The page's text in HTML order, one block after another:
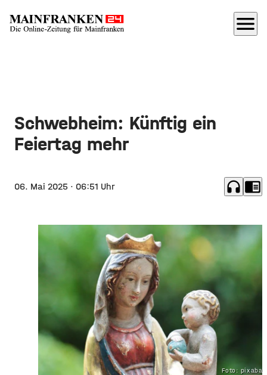
menu
Schwebheim: Künftig ein
Feiertag mehr
06. Mai 2025 · 06:51 Uhr headphones chrome_reader_mode
Foto: